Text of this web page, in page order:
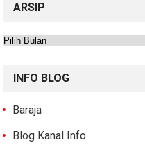
ARSIP
Arsip
INFO BLOG
Baraja
Blog Kanal Info